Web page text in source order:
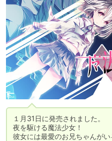
１月31日に発売されました。
夜を駆ける魔法少女！
彼女には最愛のお兄ちゃんが